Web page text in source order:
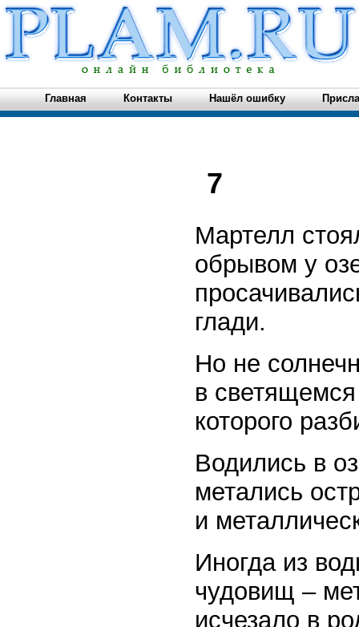
Главная Контакты Нашёл ошибку
7
Мартелл
обрывом у
глади.
Но не
в
которого
Водились в
метались
и
Иногда из
чудовищ –
исчезало в